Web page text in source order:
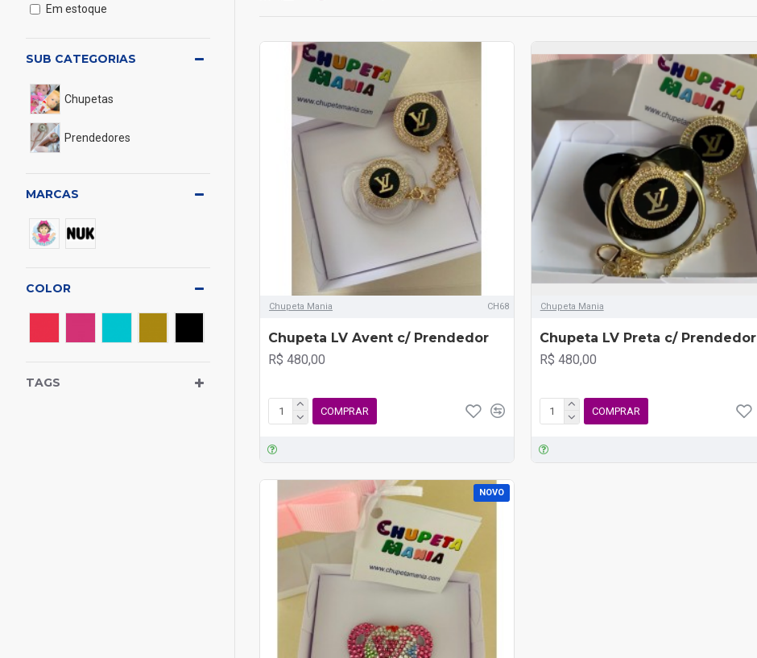
SUB CATEGORIAS
Chupetas
Prendedores
MARCAS
COLOR
TAGS
Em estoque
Chupeta Mania CH68
Chupeta LV Avent c/ Prendedor
R$ 480,00
COMPRAR
Chupeta Mania
Chupeta LV Preta c/ Prendedor
R$ 480,00
COMPRAR
NOVO